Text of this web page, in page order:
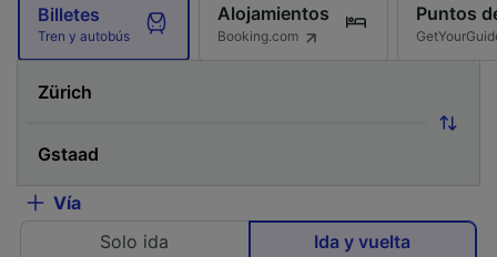
Billetes
Tren y autobús
Alojamientos
Booking.com
Puntos
Vía
Solo ida
Ida y vuelta